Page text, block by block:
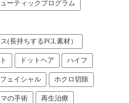
ーティックプログラム
(長持ちするPCL素材）
ドットヘア ハイフ
ェイシャル ホクロ切除
の手術 再生治療